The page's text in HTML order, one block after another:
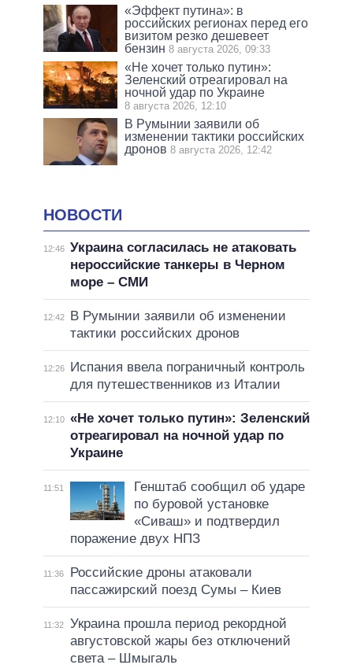
«Эффект путина»: в
российских регионах перед его
визитом резко дешевеет
бензин 8 августа 2026, 09:33
«Не хочет только путин»:
Зеленский отреагировал на
ночной удар по Украине
8 августа 2026, 12:10
В Румынии заявили об
изменении тактики российских
дронов 8 августа 2026, 12:42
НОВОСТИ
12:46 Украина согласилась не атаковать
нероссийские танкеры в Черном
море – СМИ
12:42
В Румынии заявили об изменении
тактики российских дронов
12:26
Испания ввела пограничный контроль
для путешественников из Италии
12:10 «Не хочет только путин»: Зеленский
отреагировал на ночной удар по
Украине
11:51
Генштаб сообщил об ударе
по буровой установке
«Сиваш» и подтвердил
поражение двух НПЗ
11:36
Российские дроны атаковали
пассажирский поезд Сумы – Киев
11:32
Украина прошла период рекордной
августовской жары без отключений
света – Шмыгаль